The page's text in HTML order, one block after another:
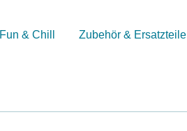
Fun & Chill Zubehör & Ersatzteile